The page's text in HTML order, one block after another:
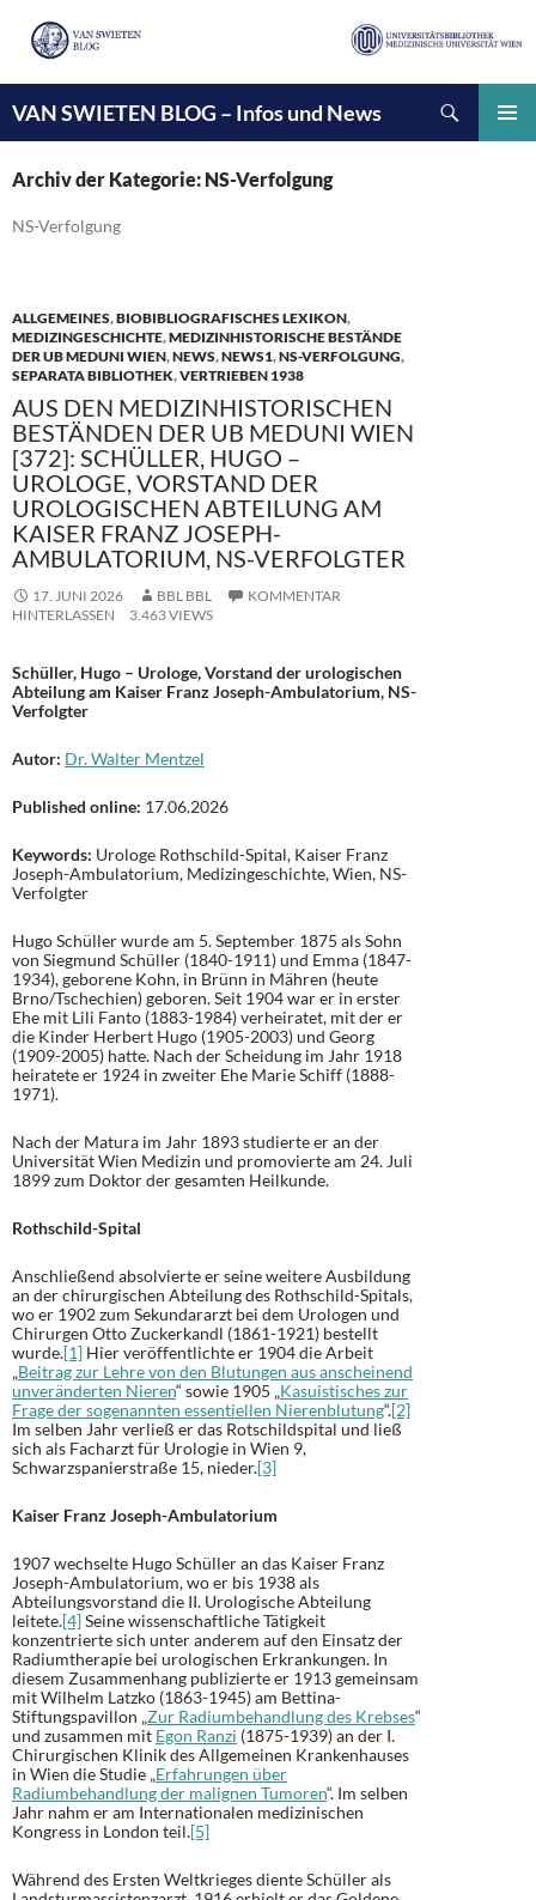
VAN SWIETEN BLOG – Infos und News
INHALT
SPRINGEN
Archiv der Kategorie: NS-Verfolgung
NS-Verfolgung
ALLGEMEINES,BIOBIBLIOGRAFISCHES LEXIKON,
MEDIZINGESCHICHTE,MEDIZINHISTORISCHE BESTÄNDE
DER UB MEDUNI WIEN,NEWS,NEWS1,NS-VERFOLGUNG,
SEPARATA BIBLIOTHEK,VERTRIEBEN 1938
AUS DEN MEDIZINHISTORISCHEN
BESTÄNDEN DER UB MEDUNI WIEN
[372]: SCHÜLLER, HUGO –
UROLOGE, VORSTAND DER
UROLOGISCHEN ABTEILUNG AM
KAISER FRANZ JOSEPH-
AMBULATORIUM, NS-VERFOLGTER
17. JUNI 2026 BBL BBL
KOMMENTAR
HINTERLASSEN
3.463 VIEWS
Schüller, Hugo – Urologe, Vorstand der urologischen
Abteilung am Kaiser Franz Joseph-Ambulatorium, NS-
Verfolgter
Autor: Dr. Walter Mentzel
Published online: 17.06.2026
Keywords: Urologe Rothschild-Spital, Kaiser Franz
Joseph-Ambulatorium, Medizingeschichte, Wien, NS-
Verfolgter
Hugo Schüller wurde am 5. September 1875 als Sohn
von Siegmund Schüller (1840-1911) und Emma (1847-
1934), geborene Kohn, in Brünn in Mähren (heute
Brno/Tschechien) geboren. Seit 1904 war er in erster
Ehe mit Lili Fanto (1883-1984) verheiratet, mit der er
die Kinder Herbert Hugo (1905-2003) und Georg
(1909-2005) hatte. Nach der Scheidung im Jahr 1918
heiratete er 1924 in zweiter Ehe Marie Schiff (1888-
1971).
Nach der Matura im Jahr 1893 studierte er an der
Universität Wien Medizin und promovierte am 24. Juli
1899 zum Doktor der gesamten Heilkunde.
Rothschild-Spital
Anschließend absolvierte er seine weitere Ausbildung
an der chirurgischen Abteilung des Rothschild-Spitals,
wo er 1902 zum Sekundararzt bei dem Urologen und
Chirurgen Otto Zuckerkandl (1861-1921) bestellt
wurde.[1] Hier veröffentlichte er 1904 die Arbeit
„Beitrag zur Lehre von den Blutungen aus anscheinend
unveränderten Nieren“ sowie 1905 „Kasuistisches zur
Frage der sogenannten essentiellen Nierenblutung“.[2]
Im selben Jahr verließ er das Rotschildspital und ließ
sich als Facharzt für Urologie in Wien 9,
Schwarzspanierstraße 15, nieder.[3]
Kaiser Franz Joseph-Ambulatorium
1907 wechselte Hugo Schüller an das Kaiser Franz
Joseph-Ambulatorium, wo er bis 1938 als
Abteilungsvorstand die II. Urologische Abteilung
leitete.[4]Seine wissenschaftliche Tätigkeit
konzentrierte sich unter anderem auf den Einsatz der
Radiumtherapie bei urologischen Erkrankungen. In
diesem Zusammenhang publizierte er 1913 gemeinsam
mit Wilhelm Latzko (1863-1945) am Bettina-
Stiftungspavillon „Zur Radiumbehandlung des Krebses“
und zusammen mit Egon Ranzi (1875-1939) an der I.
Chirurgischen Klinik des Allgemeinen Krankenhauses
in Wien die Studie „Erfahrungen über
Radiumbehandlung der malignen Tumoren“. Im selben
Jahr nahm er am Internationalen medizinischen
Kongress in London teil.[5]
Während des Ersten Weltkrieges diente Schüller als